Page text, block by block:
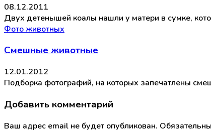
08.12.2011
Двух детенышей коалы нашли у матери в сумке,
Фото животных
Смешные животные
12.01.2012
Подборка фотографий, на которых запечатлены
Добавить комментарий
Ваш адрес email не будет опубликован.